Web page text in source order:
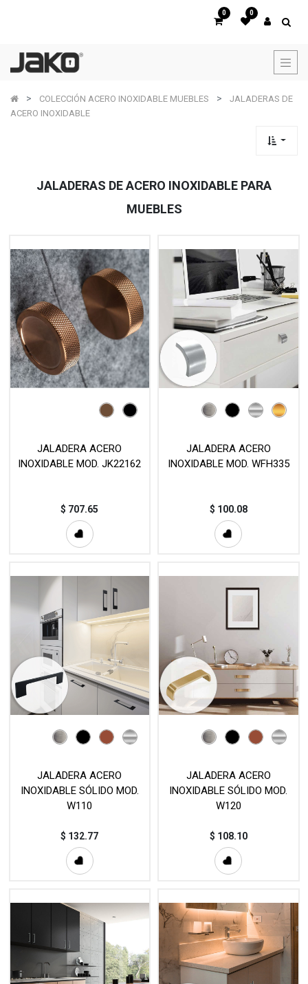
0 0
COLECCIÓN ACERO INOXIDABLE MUEBLES
JALADERAS DE
ACERO INOXIDABLE
JALADERAS DE ACERO INOXIDABLE PARA
MUEBLES
JALADERA ACERO
INOXIDABLE MOD. JK22162
$ 707.65
JALADERA ACERO
INOXIDABLE MOD. WFH335
$ 100.08
JALADERA ACERO
INOXIDABLE SÓLIDO MOD.
W110
$ 132.77
JALADERA ACERO
INOXIDABLE SÓLIDO MOD.
W120
$ 108.10